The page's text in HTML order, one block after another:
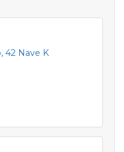
42 Nave K